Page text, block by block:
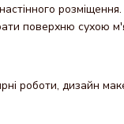
розміщення.
поверхню сухою
роботи, дизайн